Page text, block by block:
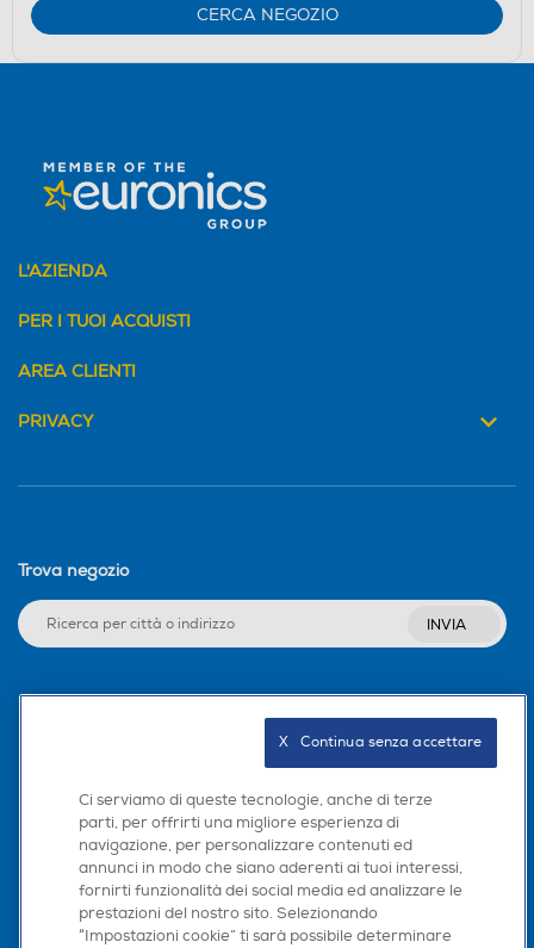
CERCA NEGOZIO
L'AZIENDA
PER I TUOI ACQUISTI
AREA CLIENTI
PRIVACY
Trova negozio
INVIA
Scarica la nostra app
Ci serviamo di queste tecnologie, anche di terze
parti, per offrirti una migliore esperienza di
navigazione, per personalizzare contenuti ed
annunci in modo che siano aderenti ai tuoi interessi,
fornirti funzionalità dei social media ed analizzare le
prestazioni del nostro sito. Selezionando
“Impostazioni cookie” ti sarà possibile determinare
X   Continua senza accettare